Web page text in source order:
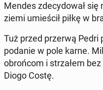
Mendes zde­cy­do­wał się
ziemi umie­ścił piłkę w
Tuż przed przerwą Pedri
podanie w pole karne.
obroń­com i strza­łem
Diogo Costę.